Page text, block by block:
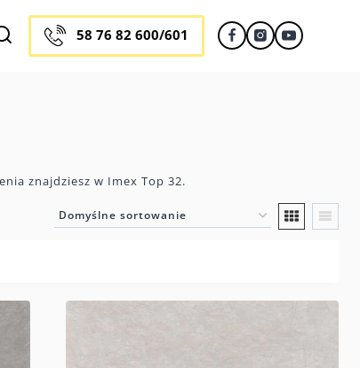
58 76 82 600/601
znajdziesz w Imex Top 32.